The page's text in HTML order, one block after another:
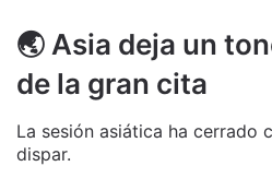
🌏 Asia deja un
de la gran cita
La sesión asiática ha cerrado
dispar.